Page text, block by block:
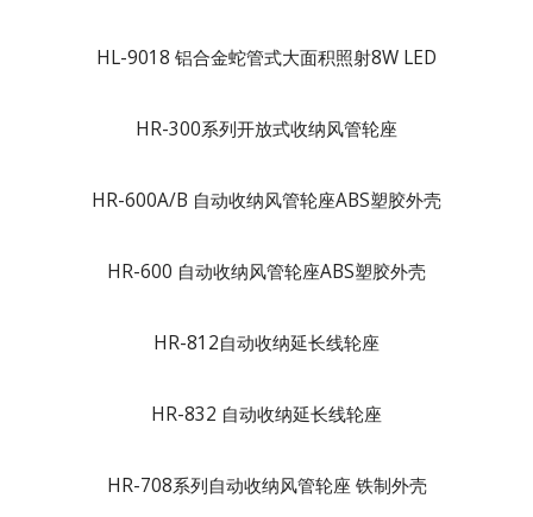
HL-9018 铝合金蛇管式大面积照射8W LED
HR-300系列开放式收纳风管轮座
HR-600A/B 自动收纳风管轮座ABS塑胶外壳
HR-600 自动收纳风管轮座ABS塑胶外壳
HR-812自动收纳延长线轮座
HR-832 自动收纳延长线轮座
HR-708系列自动收纳风管轮座 铁制外壳